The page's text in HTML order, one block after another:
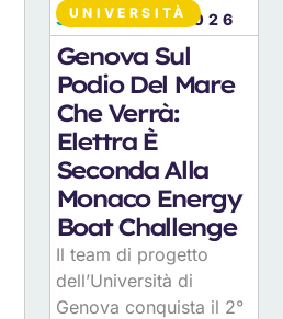
UNIVERSITÀ
30LUGLIO 2026
Genova Sul
Podio Del Mare
Che Verrà:
Elettra È
Seconda Alla
Monaco Energy
Boat Challenge
Il team di progetto
dell’Università di
Genova conquista il 2°